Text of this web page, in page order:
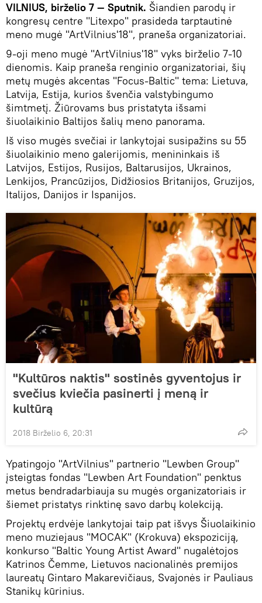
VILNIUS, birželio 7 — Sputnik. Šiandien parodų ir
kongresų centre "Litexpo" prasideda tarptautinė
meno mugė "ArtVilnius'18", praneša organizatoriai.
9-oji meno mugė "ArtVilnius'18" vyks birželio 7-10
dienomis. Kaip praneša renginio organizatoriai, šių
metų mugės akcentas "Focus-Baltic" tema: Lietuva,
Latvija, Estija, kurios švenčia valstybingumo
šimtmetį. Žiūrovams bus pristatyta išsami
šiuolaikinio Baltijos šalių meno panorama.
Iš viso mugės svečiai ir lankytojai susipažins su 55
šiuolaikinio meno galerijomis, menininkais iš
Latvijos, Estijos, Rusijos, Baltarusijos, Ukrainos,
Lenkijos, Prancūzijos, Didžiosios Britanijos, Gruzijos,
Italijos, Danijos ir Ispanijos.
"Kultūros naktis" sostinės gyventojus ir
svečius kviečia pasinerti į meną ir
kultūrą
2018 Birželio 6, 20:31
Ypatingojo "ArtVilnius" partnerio "Lewben Group"
įsteigtas fondas "Lewben Art Foundation" penktus
metus bendradarbiauja su mugės organizatoriais ir
šiemet pristatys rinktinę savo darbų kolekciją.
Projektų erdvėje lankytojai taip pat išvys Šiuolaikinio
meno muziejaus "MOCAK" (Krokuva) ekspoziciją,
konkurso "Baltic Young Artist Award" nugalėtojos
Katrinos Čemme, Lietuvos nacionalinės premijos
laureatų Gintaro Makarevičiaus, Svajonės ir Pauliaus
Stanikų kūrinius.